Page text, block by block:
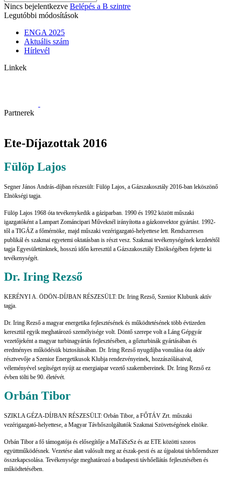
Nincs bejelentkezve Belépés a B szintre
Legutóbbi módosítások
ENGA 2025
Aktuális szám
Hírlevél
Linkek
Partnerek
Ete-Díjazottak 2016
Fülöp Lajos
Segner János András-díjban részesült: Fülöp Lajos, a Gázszakosztály 2016-ban leköszönő
Elnökségi tagja.
Fülöp Lajos 1968 óta tevékenykedik a gáziparban. 1990 és 1992 között műszaki
igazgatóként a Lampart Zománcipari Műveknél irányította a gázkonvektor gyártást. 1992-
től a TIGÁZ a főmérnöke, majd műszaki vezérigazgató-helyettese lett. Rendszeresen
publikál és szakmai egyetemi oktatásban is részt vesz. Szakmai tevékenységének kezdetétől
tagja Egyesületünknek, hosszú időn keresztül a Gázszakosztály Elnökségében fejtette ki
tevékenységét.
Dr. Iring Rezső
KERÉNYI A. ÖDÖN-DÍJBAN RÉSZESÜLT: Dr. Iring Rezső, Szenior Klubunk aktív
tagja.
Dr. Iring Rezső a magyar energetika fejlesztésének és működtetésének több évtizeden
keresztül egyik meghatározó személyisége volt. Döntő szerepe volt a Láng Gépgyár
vezetőjeként a magyar turbinagyártás fejlesztésében, a gőzturbinák gyártásában és
eredményes működésük biztosításában. Dr. Iring Rezső nyugdíjba vonulása óta aktív
résztvevője a Szenior Energetikusok Klubja rendezvényeinek, hozzászólásaival,
véleményével segítséget nyújt az energiaipar vezető szakembereinek. Dr. Iring Rezső ez
évben tölti be 90. életévét.
Orbán Tibor
SZIKLA GÉZA-DÍJBAN RÉSZESÜLT: Orbán Tibor, a FŐTÁV Zrt. műszaki
vezérigazgató-helyettese, a Magyar Távhőszolgáltatók Szakmai Szövetségének elnöke.
Orbán Tibor a fő támogatója és elősegítője a MaTáSzSz és az ETE közötti szoros
együttműködésnek. Vezetése alatt valósult meg az észak-pesti és az újpalotai távhőrendszer
összekapcsolása. Tevékenysége meghatározó a budapesti távhőellátás fejlesztésében és
működtetésében.